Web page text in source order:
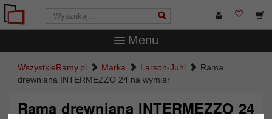
Menu
WszystkieRamy.pl Marka Larson-Juhl
Rama
drewniana INTERMEZZO 24 na wymiar
Rama drewniana INTERMEZZO 24